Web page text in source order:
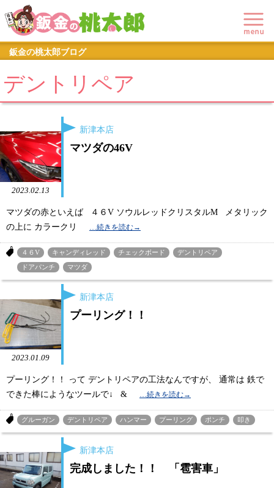
鈑金の桃太郎ブログ
デントリペア
2023.02.13
新津本店
マツダの46V
マツダの赤といえば ４６V ソウルレッドクリスタルM メタリック
の上に カラークリ
４６V キャンディレッド チェックボード
デントリペア
ドアパンチ
マツダ
2023.01.09
新津本店
プーリング！！
プーリング！！ って デントリペアの工法なんですが、 通常は 鉄で
できた棒にようなツールで↓ &
グルーガン デントリペア ハンマー プーリング ポンチ 叩き
新津本店
完成しました！！ 「雹害車」